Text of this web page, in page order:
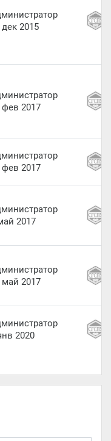
дек 2015
фев 2017
фев 2017
2017
май 2017
2020